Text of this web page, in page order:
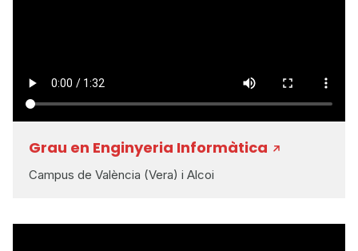
Grau en Enginyeria Informàtica
Campus de València (Vera) i Alcoi